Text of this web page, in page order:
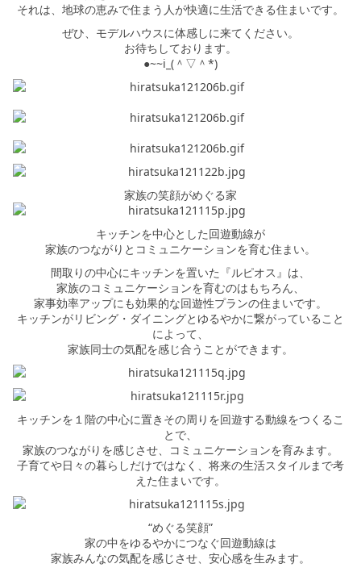
それは、地球の恵みで住まう人が快適に生活できる住まいです。
ぜひ、モデルハウスに体感しに来てください。
お待ちしております。
●~~i_(＾▽＾*)
家族の笑顔がめぐる家
キッチンを中心とした回遊動線が
家族のつながりとコミュニケーションを育む住まい。
間取りの中心にキッチンを置いた『ルピオス』は、
家族のコミュニケーションを育むのはもちろん、
家事効率アップにも効果的な回遊性プランの住まいです。
キッチンがリビング・ダイニングとゆるやかに繋がっていること
によって、
家族同士の気配を感じ合うことができます。
キッチンを１階の中心に置きその周りを回遊する動線をつくるこ
とで、
家族のつながりを感じさせ、コミュニケーションを育みます。
子育てや日々の暮らしだけではなく、将来の生活スタイルまで考
えた住まいです。
“めぐる笑顔”
家の中をゆるやかにつなぐ回遊動線は
家族みんなの気配を感じさせ、安心感を生みます。